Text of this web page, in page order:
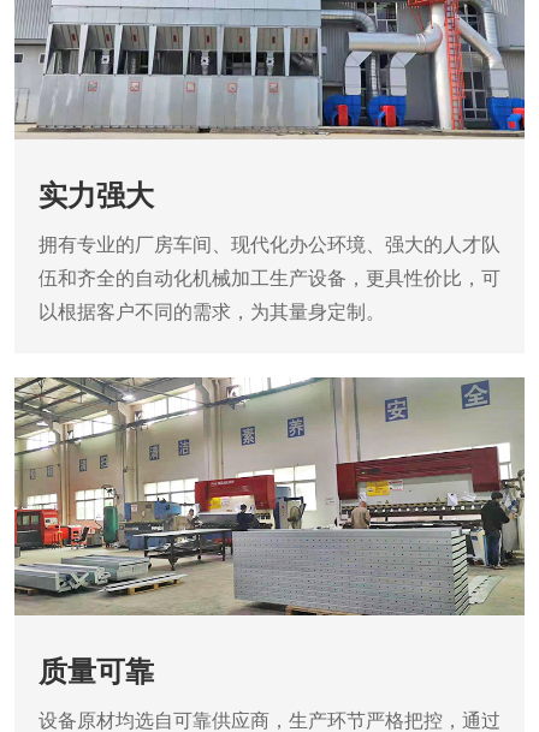
实力强大
拥有专业的厂房车间、现代化办公环境、强大的人才队
伍和齐全的自动化机械加工生产设备，更具性价比，可
以根据客户不同的需求，为其量身定制。
质量可靠
设备原材均选自可靠供应商，生产环节严格把控，通过